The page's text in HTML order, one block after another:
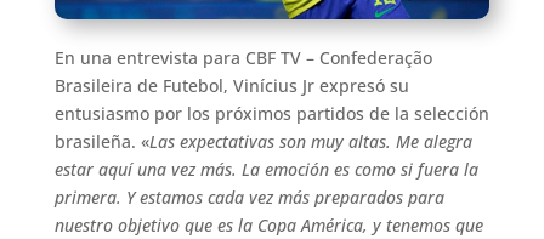
En una entrevista para CBF TV – Confederação
Brasileira de Futebol, Vinícius Jr expresó su
entusiasmo por los próximos partidos de la selección
brasileña. «Las expectativas son muy altas. Me alegra
estar aquí una vez más. La emoción es como si fuera la
primera. Y estamos cada vez más preparados para
nuestro objetivo que es la Copa América, y tenemos que